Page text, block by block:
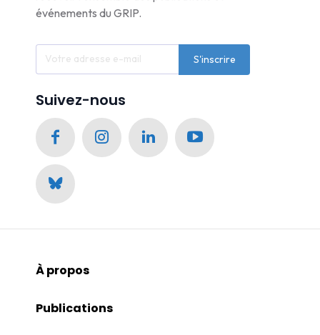
événements du GRIP.
S'inscrire
Suivez-nous
À propos
Publications